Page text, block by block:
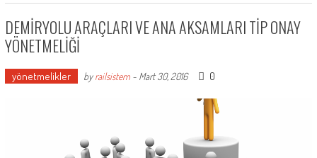
DEMİRYOLU ARAÇLARI VE ANA AKSAMLARI TİP ONAY
YÖNETMELİĞİ
yönetmelikler byrailsistem- Mart 30, 2016 0